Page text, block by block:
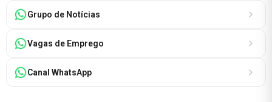
Grupo de Notícias
Vagas de Emprego
Canal WhatsApp